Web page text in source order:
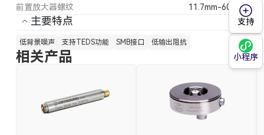
前置放大器螺纹
11.7mm-60UNS
主要特点
低背景噪声 支持TEDS功能 SMB接口 低输出阻抗
相关产品
支持
小程序